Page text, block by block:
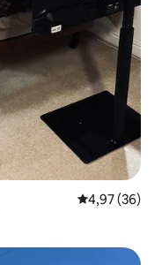
Xếp hạng
4,97 (36)